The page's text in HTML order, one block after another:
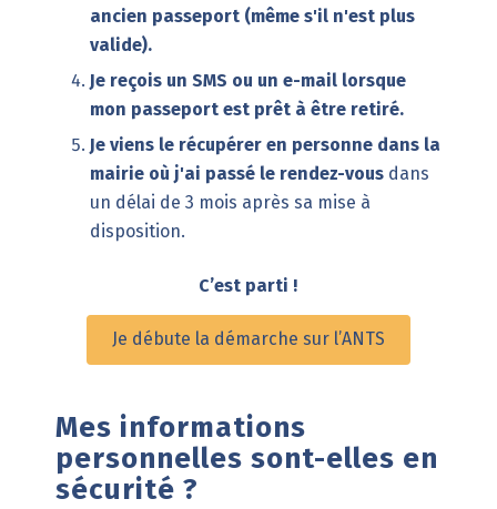
ancien passeport (même s'il n'est plus
valide).
Je reçois un SMS ou un e-mail lorsque
mon passeport est prêt à être retiré.
Je viens le récupérer en personne dans la
mairie où j'ai passé le rendez-vousdans
un délai de 3 mois après sa mise à
disposition.
C’est parti !
Je débute la démarche sur l’ANTS
Mes informations
personnelles sont-elles en
sécurité ?